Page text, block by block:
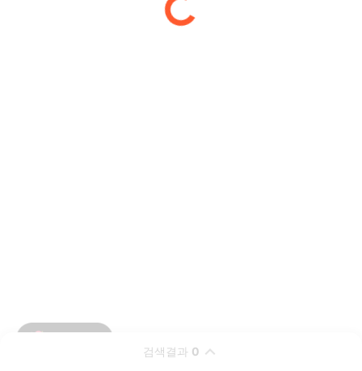
검색결과 0